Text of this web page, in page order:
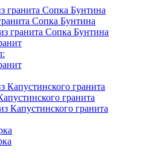
гранита Сопка Бунтина
Сопка Бунтина
гранита Сопка Бунтина
Капустинского гранита
гранита
Капустинского гранита